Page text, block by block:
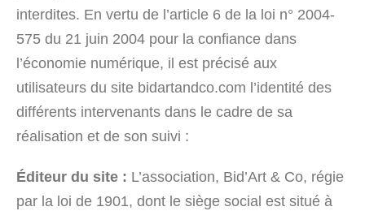
interdites. En vertu de l’article 6 de la loi n° 2004-
575 du 21 juin 2004 pour la confiance dans
l’économie numérique, il est précisé aux
utilisateurs du site bidartandco.com l’identité des
différents intervenants dans le cadre de sa
réalisation et de son suivi :
Éditeur du site : L’association, Bid’Art & Co, régie
par la loi de 1901, dont le siège social est situé à